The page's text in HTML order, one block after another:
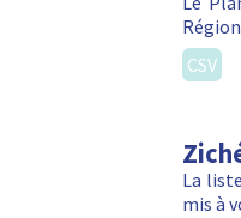
CSV
La
mis à